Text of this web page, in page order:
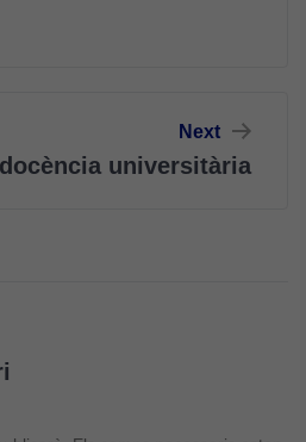
Next
universitària